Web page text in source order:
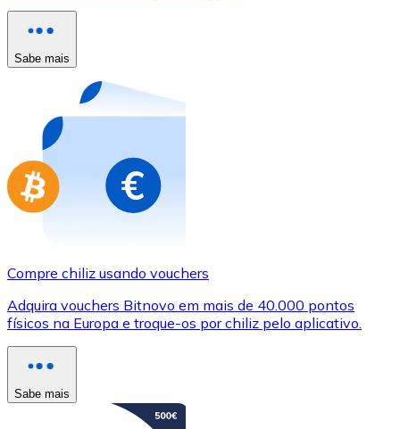
Comprar com cartão
Compre cartões-presente das suas marcas favoritas
Ir para a loja de cartões-presente
Sabe mais
Compre chiliz usando vouchers
Adquira vouchers Bitnovo em mais de 40.000 pontos
físicos na Europa e troque-os por chiliz pelo aplicativo.
Sabe mais